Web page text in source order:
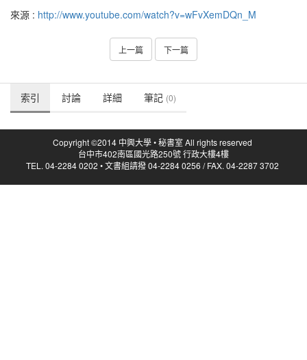
來源 : http://www.youtube.com/watch?v=wFvXemDQn_M
上一篇 下一篇
索引 討論 詳細 筆記 (0)
Copyright ©2014 中興大學 • 秘書室 All rights reserved
台中市402南區國光路250號 行政大樓4樓
TEL. 04-2284 0202 • 文書組請撥 04-2284 0256 / FAX. 04-2287 3702